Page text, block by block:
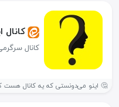
کانال
کانال
🤔 اینو می‌دونستی که یه کانال هست